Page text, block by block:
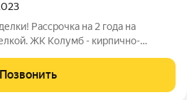
Рассрочка на 2 года на
ЖК Колумб - кирпично-
фасада. ЖК нa
Позвонить